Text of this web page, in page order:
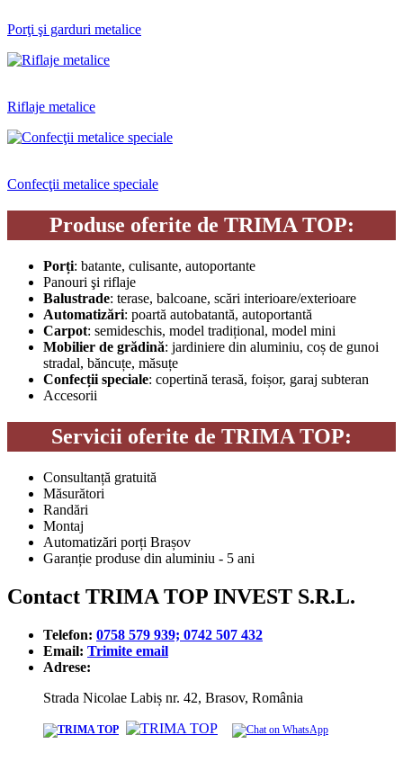
Porţi şi garduri metalice
Riflaje metalice
Confecţii metalice speciale
Produse oferite de TRIMA TOP:
Porți: batante, culisante, autoportante
Panouri şi riflaje
Balustrade: terase, balcoane, scări interioare/exterioare
Automatizări: poartă autobatantă, autoportantă
Carpot: semideschis, model tradițional, model mini
Mobilier de grădină: jardiniere din aluminiu, coș de gunoi
stradal, băncuțe, măsuțe
Confecții speciale: copertină terasă, foișor, garaj subteran
Accesorii
Servicii oferite de TRIMA TOP:
Consultanță gratuită
Măsurători
Randări
Montaj
Automatizări porți Brașov
Garanție produse din aluminiu - 5 ani
Contact TRIMA TOP INVEST S.R.L.
Telefon: 0758 579 939; 0742 507 432
Email: Trimite email
Adrese:
Strada Nicolae Labiș nr. 42, Brasov, România